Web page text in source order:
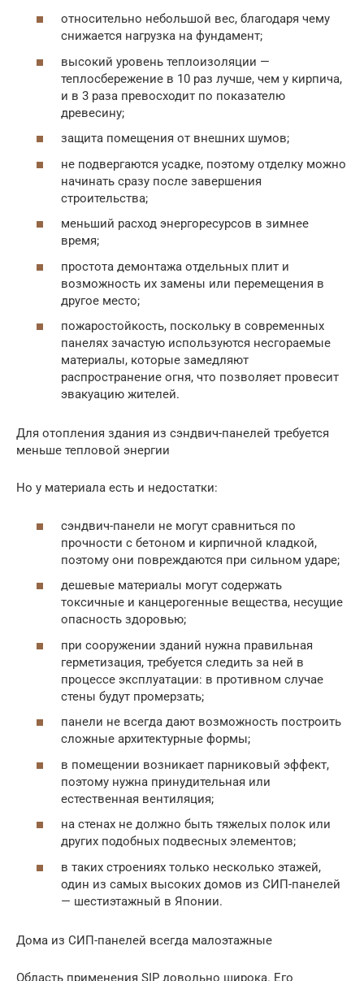
относительно небольшой вес, благодаря чему
снижается нагрузка на фундамент;
высокий уровень теплоизоляции —
теплосбережение в 10 раз лучше, чем у кирпича,
и в 3 раза превосходит по показателю
древесину;
защита помещения от внешних шумов;
не подвергаются усадке, поэтому отделку можно
начинать сразу после завершения
строительства;
меньший расход энергоресурсов в зимнее
время;
простота демонтажа отдельных плит и
возможность их замены или перемещения в
другое место;
пожаростойкость, поскольку в современных
панелях зачастую используются несгораемые
материалы, которые замедляют
распространение огня, что позволяет провесит
эвакуацию жителей.
Для отопления здания из сэндвич-панелей требуется
меньше тепловой энергии
Но у материала есть и недостатки:
сэндвич-панели не могут сравниться по
прочности с бетоном и кирпичной кладкой,
поэтому они повреждаются при сильном ударе;
дешевые материалы могут содержать
токсичные и канцерогенные вещества, несущие
опасность здоровью;
при сооружении зданий нужна правильная
герметизация, требуется следить за ней в
процессе эксплуатации: в противном случае
стены будут промерзать;
панели не всегда дают возможность построить
сложные архитектурные формы;
в помещении возникает парниковый эффект,
поэтому нужна принудительная или
естественная вентиляция;
на стенах не должно быть тяжелых полок или
других подобных подвесных элементов;
в таких строениях только несколько этажей,
один из самых высоких домов из СИП-панелей
— шестиэтажный в Японии.
Дома из СИП-панелей всегда малоэтажные
Область применения SIP довольно широка. Его